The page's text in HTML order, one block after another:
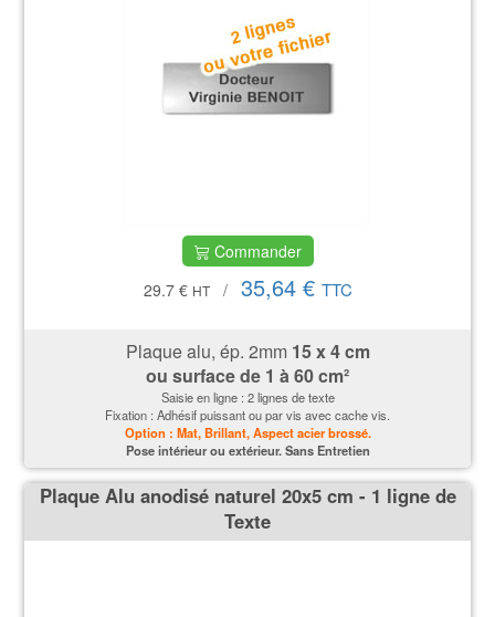
Commander
29.7 € HT / 35,64 € TTC
Plaque alu, ép. 2mm15 x 4 cm
ou surface de 1 à 60 cm²
Saisie en ligne : 2 lignes de texte
Fixation : Adhésif puissant ou par vis avec cache vis.
Option : Mat, Brillant, Aspect acier brossé.
Pose intérieur ou extérieur. Sans Entretien
Plaque Alu anodisé naturel 20x5 cm - 1 ligne de
Texte